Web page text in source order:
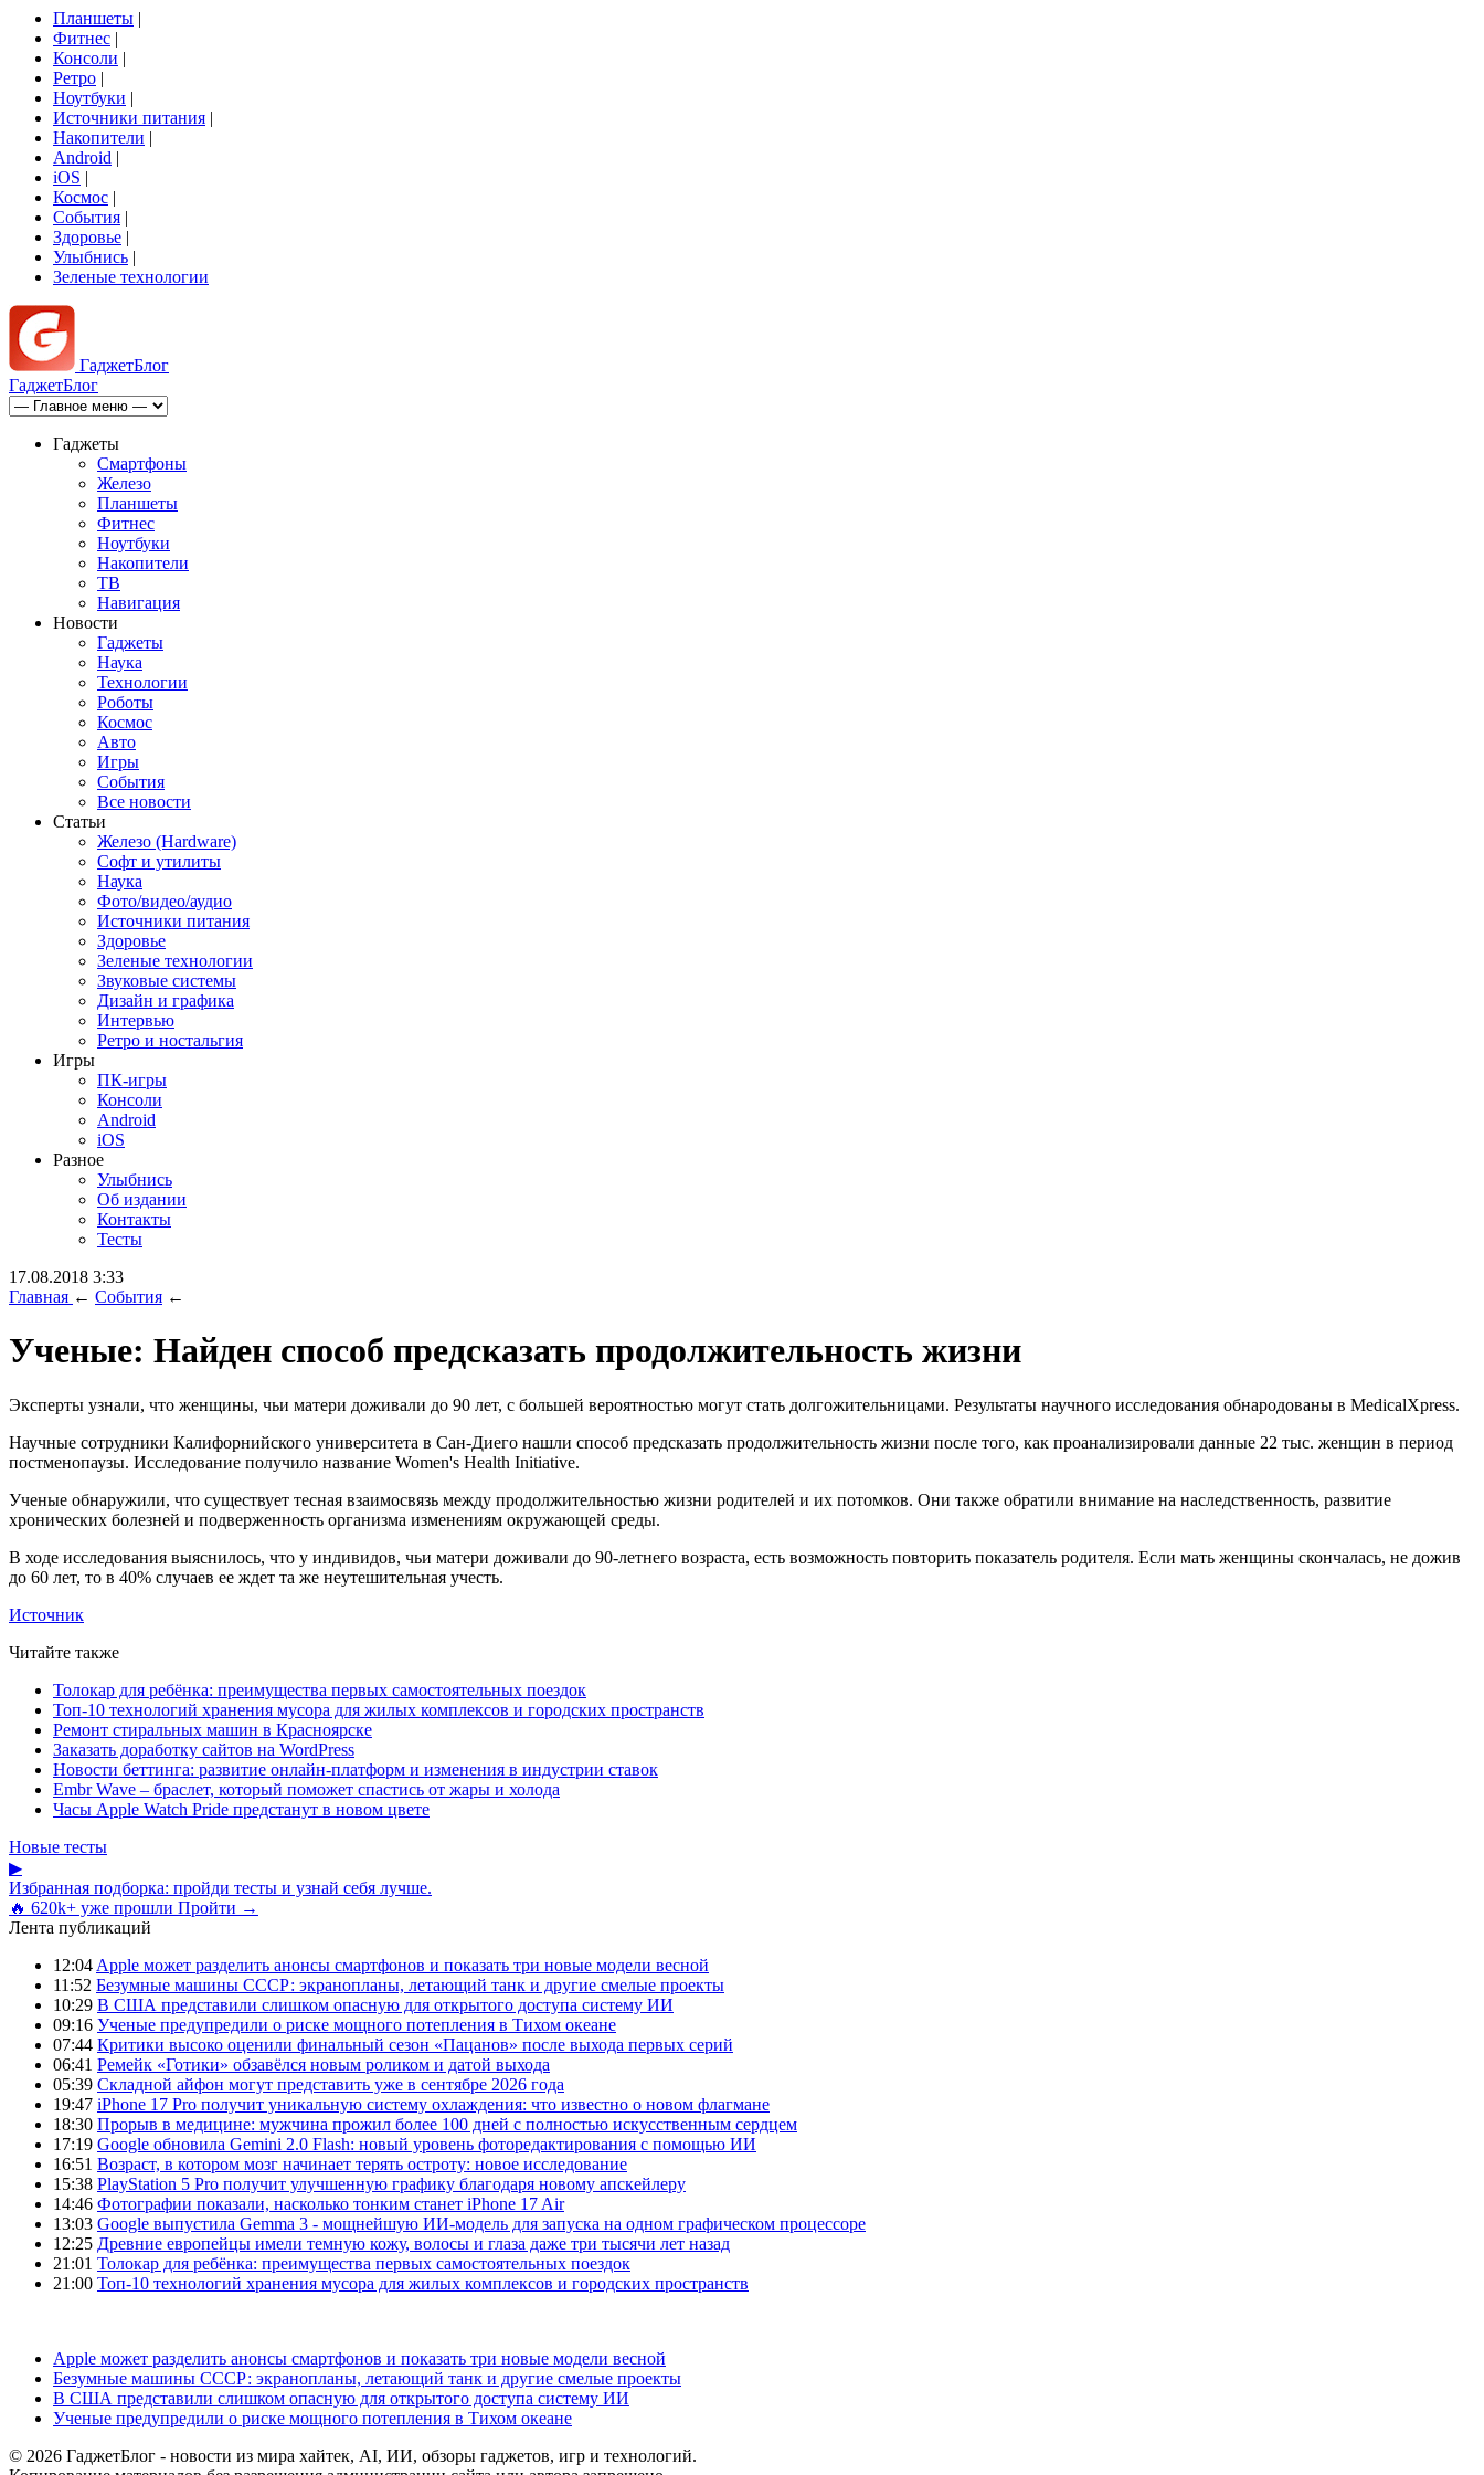
Планшеты |
Фитнес |
Консоли |
Ретро |
Ноутбуки |
Источники питания |
Накопители |
Android |
iOS |
Космос |
События |
Здоровье |
Улыбнись |
Зеленые технологии
ГаджетБлог
ГаджетБлог
Гаджеты
Смартфоны
Железо
Планшеты
Фитнес
Ноутбуки
Накопители
ТВ
Навигация
Новости
Гаджеты
Наука
Технологии
Роботы
Космос
Авто
Игры
События
Все новости
Статьи
Железо (Hardware)
Софт и утилиты
Наука
Фото/видео/аудио
Источники питания
Здоровье
Зеленые технологии
Звуковые системы
Дизайн и графика
Интервью
Ретро и ностальгия
Игры
ПК-игры
Консоли
Android
iOS
Разное
Улыбнись
Об издании
Контакты
Тесты
17.08.2018 3:33
Главная ← События ←
Ученые: Найден способ предсказать продолжительность жизни
Эксперты узнали, что женщины, чьи матери доживали до 90 лет, с большей вероятностью могут стать долгожительницами. Результаты научного исследования обнародованы в MedicalXpress.
Научные сотрудники Калифорнийского университета в Сан-Диего нашли способ предсказать продолжительность жизни после того, как проанализировали данные 22 тыс. женщин в период
постменопаузы. Исследование получило название Women's Health Initiative.
Ученые обнаружили, что существует тесная взаимосвязь между продолжительностью жизни родителей и их потомков. Они также обратили внимание на наследственность, развитие
хронических болезней и подверженность организма изменениям окружающей среды.
В ходе исследования выяснилось, что у индивидов, чьи матери доживали до 90-летнего возраста, есть возможность повторить показатель родителя. Если мать женщины скончалась, не дожив
до 60 лет, то в 40% случаев ее ждет та же неутешительная учесть.
Источник
Читайте также
Толокар для ребёнка: преимущества первых самостоятельных поездок
Топ-10 технологий хранения мусора для жилых комплексов и городских пространств
Ремонт стиральных машин в Красноярске
Заказать доработку сайтов на WordPress
Новости беттинга: развитие онлайн-платформ и изменения в индустрии ставок
Embr Wave – браслет, который поможет спастись от жары и холода
Часы Apple Watch Pride предстанут в новом цвете
Новые тесты
▶
Избранная подборка: пройди тесты и узнай себя лучше.
🔥 620k+ уже прошли Пройти →
Лента публикаций
12:04 Apple может разделить анонсы смартфонов и показать три новые модели весной
11:52 Безумные машины СССР: экранопланы, летающий танк и другие смелые проекты
10:29 В США представили слишком опасную для открытого доступа систему ИИ
09:16 Ученые предупредили о риске мощного потепления в Тихом океане
07:44 Критики высоко оценили финальный сезон «Пацанов» после выхода первых серий
06:41 Ремейк «Готики» обзавёлся новым роликом и датой выхода
05:39 Складной айфон могут представить уже в сентябре 2026 года
19:47 iPhone 17 Pro получит уникальную систему охлаждения: что известно о новом флагмане
18:30 Прорыв в медицине: мужчина прожил более 100 дней с полностью искусственным сердцем
17:19 Google обновила Gemini 2.0 Flash: новый уровень фоторедактирования с помощью ИИ
16:51 Возраст, в котором мозг начинает терять остроту: новое исследование
15:38 PlayStation 5 Pro получит улучшенную графику благодаря новому апскейлеру
14:46 Фотографии показали, насколько тонким станет iPhone 17 Air
13:03 Google выпустила Gemma 3 - мощнейшую ИИ-модель для запуска на одном графическом процессоре
12:25 Древние европейцы имели темную кожу, волосы и глаза даже три тысячи лет назад
21:01 Толокар для ребёнка: преимущества первых самостоятельных поездок
21:00 Топ-10 технологий хранения мусора для жилых комплексов и городских пространств
Apple может разделить анонсы смартфонов и показать три новые модели весной
Безумные машины СССР: экранопланы, летающий танк и другие смелые проекты
В США представили слишком опасную для открытого доступа систему ИИ
Ученые предупредили о риске мощного потепления в Тихом океане
© 2026 ГаджетБлог - новости из мира хайтек, AI, ИИ, обзоры гаджетов, игр и технологий.